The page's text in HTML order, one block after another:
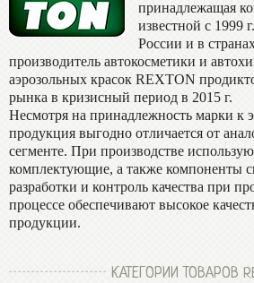
принадлежащая
известной с 1999
России и в
производитель автокосметики и
аэрозольных красок REXTON
рынка в кризисный период в 2015 г.
Несмотря на принадлежность марки к
продукция выгодно отличается от
сегменте. При производстве
комплектующие, а также компоненты
разработки и контроль качества при
процессе обеспечивают высокое
продукции.
КАТЕГОРИИ ТОВАРОВ